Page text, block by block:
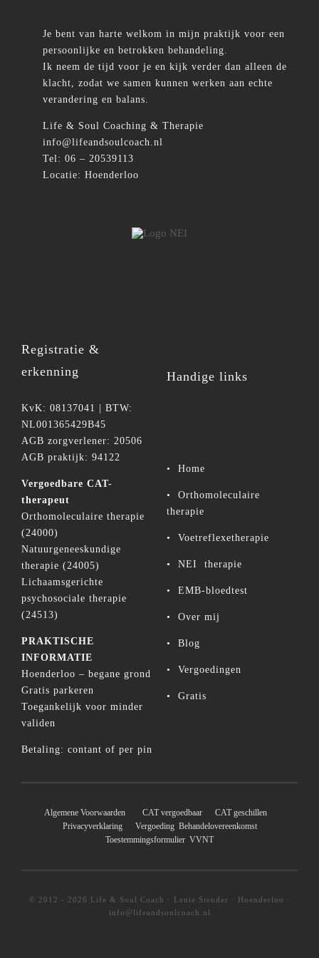
Contact
Je bent van harte welkom in mijn praktijk voor een
persoonlijke en betrokken behandeling.
Ik neem de tijd voor je en kijk verder dan alleen de
klacht, zodat we samen kunnen werken aan echte
verandering en balans.
Life & Soul Coaching & Therapie
info@lifeandsoulcoach.nl
Tel: 06 – 20539113
Locatie: Hoenderloo
Registratie &
erkenning
KvK: 08137041 | BTW:
NL001365429B45
AGB zorgverlener: 20506
AGB praktijk: 94122
Vergoedbare CAT-
therapeut
Orthomoleculaire therapie
(24000)
Natuurgeneeskundige
therapie (24005)
Lichaamsgerichte
psychosociale therapie
(24513)
PRAKTISCHE
INFORMATIE
Hoenderloo – begane grond
Gratis parkeren
Toegankelijk voor minder
validen
Betaling: contant of per pin
Handige links
• Home
• Orthomoleculaire
therapie
• Voetreflexetherapie
• NEI therapie
• EMB-bloedtest
• Over mij
• Blog
• Vergoedingen
• Gratis
Algemene Voorwaarden CAT vergoedbaar
CAT geschillen
Privacyverklaring
Vergoeding Behandelovereenkomst
Toestemmingsformulier VVNT
© 2012 - 2026 Life & Soul Coach · Lenie Stender · Hoenderloo ·
info@lifeandsoulcoach.nl